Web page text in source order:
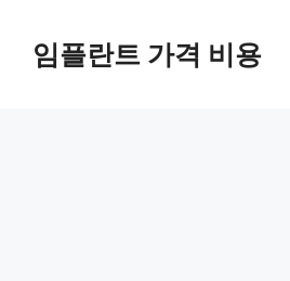
content임플란트 가격 비용